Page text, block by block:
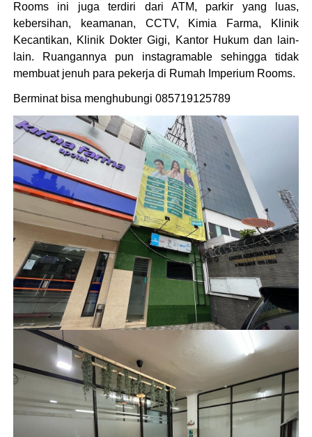
Rooms ini juga terdiri dari ATM, parkir yang luas,
kebersihan, keamanan, CCTV, Kimia Farma, Klinik
Kecantikan, Klinik Dokter Gigi, Kantor Hukum dan lain-
lain. Ruangannya pun instagramable sehingga tidak
membuat jenuh para pekerja di Rumah Imperium Rooms.
Berminat bisa menghubungi 085719125789